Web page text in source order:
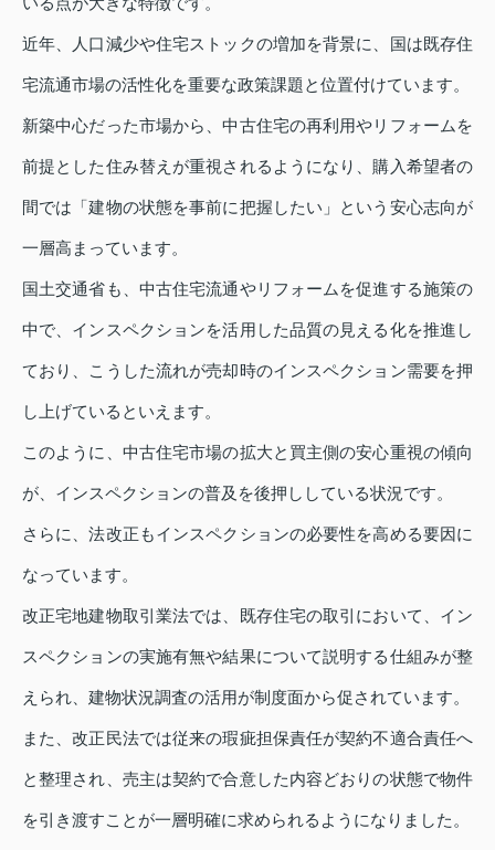
近年、人口減少や住宅ストックの増加を背景に、国は既存住
宅流通市場の活性化を重要な政策課題と位置付けています。
新築中心だった市場から、中古住宅の再利用やリフォームを
前提とした住み替えが重視されるようになり、購入希望者の
間では「建物の状態を事前に把握したい」という安心志向が
一層高まっています。
国土交通省も、中古住宅流通やリフォームを促進する施策の
中で、インスペクションを活用した品質の見える化を推進し
ており、こうした流れが売却時のインスペクション需要を押
し上げているといえます。
このように、中古住宅市場の拡大と買主側の安心重視の傾向
が、インスペクションの普及を後押ししている状況です。
さらに、法改正もインスペクションの必要性を高める要因に
なっています。
改正宅地建物取引業法では、既存住宅の取引において、イン
スペクションの実施有無や結果について説明する仕組みが整
えられ、建物状況調査の活用が制度面から促されています。
また、改正民法では従来の瑕疵担保責任が契約不適合責任へ
と整理され、売主は契約で合意した内容どおりの状態で物件
を引き渡すことが一層明確に求められるようになりました。